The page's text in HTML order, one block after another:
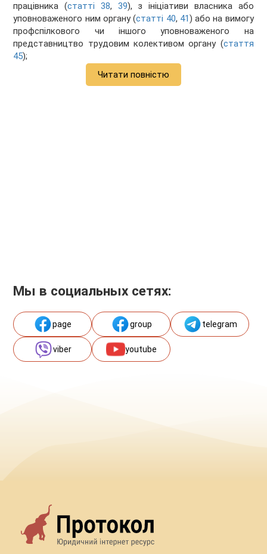
працівника (статті 38, 39), з ініціативи власника або
уповноваженого ним органу (статті 40, 41) або на вимогу
профспілкового чи іншого уповноваженого на
представництво трудовим колективом органу (стаття
45);
Читати повністю
Мы в социальных сетях:
page group telegram
viber youtube